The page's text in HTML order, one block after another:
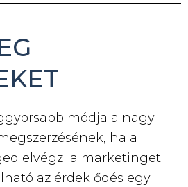
módja a nagy
ha a
elvégzi a marketinget
az érdeklődés egy